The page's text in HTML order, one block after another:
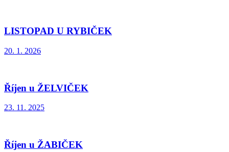
LISTOPAD U RYBIČEK
20. 1. 2026
Říjen u ŽELVIČEK
23. 11. 2025
Říjen u ŽABIČEK